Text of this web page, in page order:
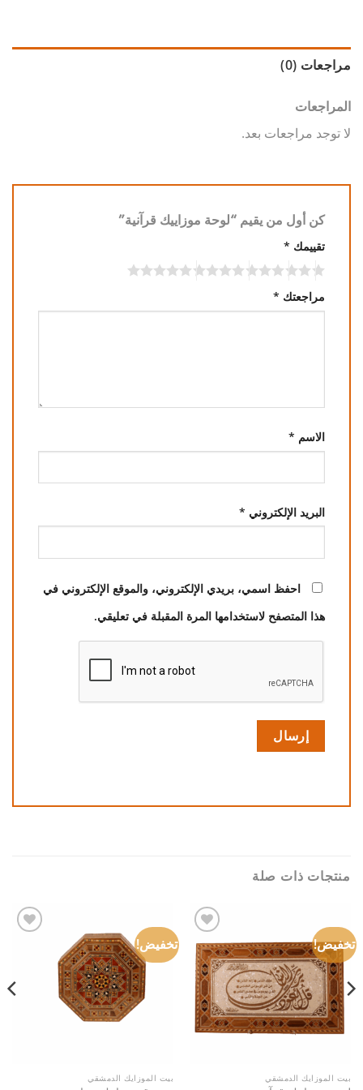
مراجعات (0)
المراجعات
لا توجد مراجعات بعد.
كن أول من يقيم “لوحة موزاييك قرآنية”
تقييمك *
مراجعتك *
الاسم *
البريد الإلكتروني *
احفظ اسمي، بريدي الإلكتروني، والموقع الإلكتروني في
هذا المتصفح لاستخدامها المرة المقبلة في تعليقي.
منتجات ذات صلة
تخفيض!
Add to
wishlist
بيت الموزايك الدمشقي
تخفيض!
بيت الموزايك الدمشقي